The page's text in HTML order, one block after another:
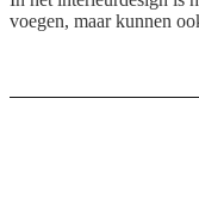
voegen, maar kunnen